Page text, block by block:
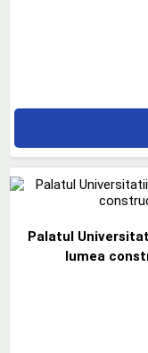
Palatul
lumea